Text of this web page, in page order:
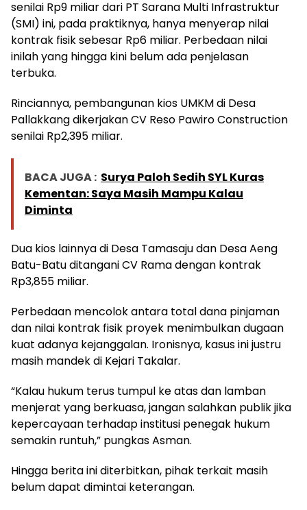
senilai Rp9 miliar dari PT Sarana Multi Infrastruktur
(SMI) ini, pada praktiknya, hanya menyerap nilai
kontrak fisik sebesar Rp6 miliar. Perbedaan nilai
inilah yang hingga kini belum ada penjelasan
terbuka.
Rinciannya, pembangunan kios UMKM di Desa
Pallakkang dikerjakan CV Reso Pawiro Construction
senilai Rp2,395 miliar.
BACA JUGA : Surya Paloh Sedih SYL Kuras
Kementan: Saya Masih Mampu Kalau
Diminta
Dua kios lainnya di Desa Tamasaju dan Desa Aeng
Batu-Batu ditangani CV Rama dengan kontrak
Rp3,855 miliar.
Perbedaan mencolok antara total dana pinjaman
dan nilai kontrak fisik proyek menimbulkan dugaan
kuat adanya kejanggalan. Ironisnya, kasus ini justru
masih mandek di Kejari Takalar.
“Kalau hukum terus tumpul ke atas dan lamban
menjerat yang berkuasa, jangan salahkan publik jika
kepercayaan terhadap institusi penegak hukum
semakin runtuh,” pungkas Asman.
Hingga berita ini diterbitkan, pihak terkait masih
belum dapat dimintai keterangan.